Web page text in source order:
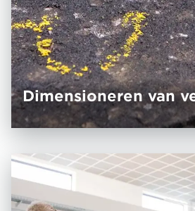
Dimensioneren van